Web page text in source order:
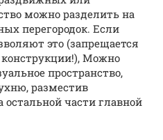
можно разделить на
перегородок. Если
это (запрещается
Можно
пространство,
разместив
части главной